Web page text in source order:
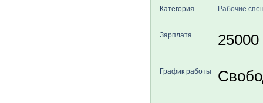
Категория Рабочие
Зарплата 25000
График работы